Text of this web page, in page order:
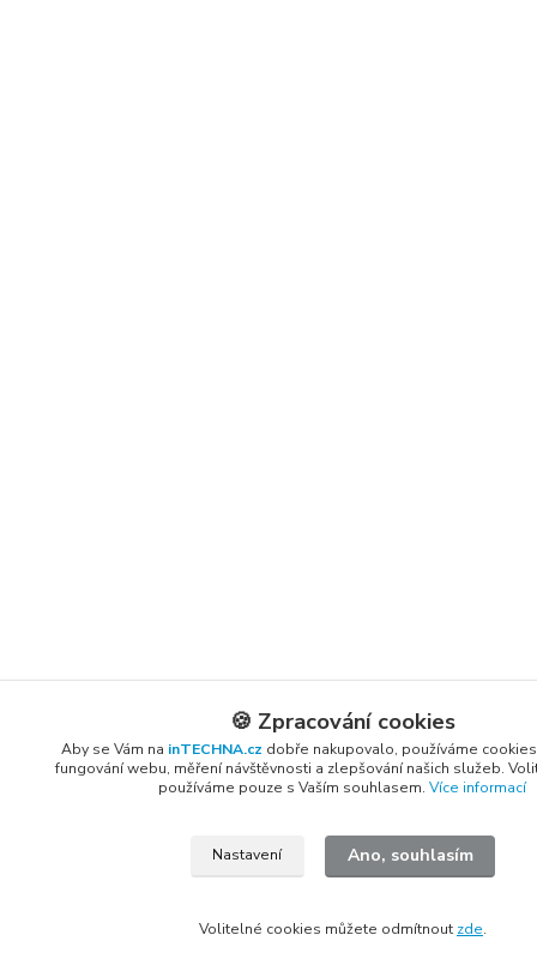
🍪 Zpracování cookies
Aby se Vám na inTECHNA.cz dobře nakupovalo, používáme
fungování webu, měření návštěvnosti a zlepšování našich služeb.
používáme pouze s Vaším souhlasem.Více informací
Nastavení Ano, souhlasím
Volitelné cookies můžete odmítnout zde.